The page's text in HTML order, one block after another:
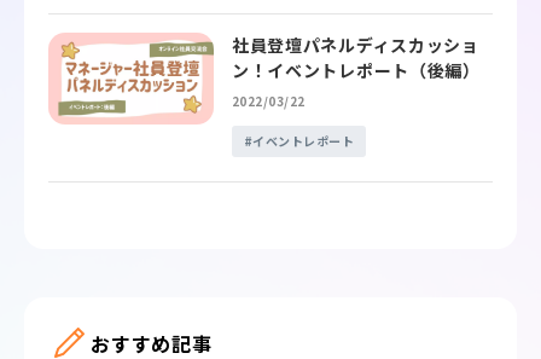
2022/03/22
社員登壇パネルディスカッショ
ン！イベントレポート（後編）
イベントレポート
おすすめ記事